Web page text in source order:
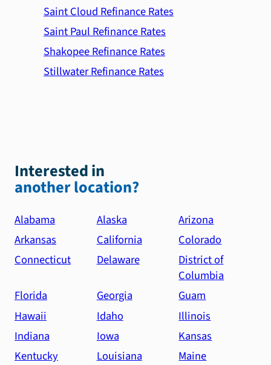
Saint Cloud Refinance Rates
Saint Paul Refinance Rates
Shakopee Refinance Rates
Stillwater Refinance Rates
Interested in
another location?
Alabama Alaska
Arizona
Arkansas
California
Colorado
Connecticut
Delaware
District of
Columbia
Florida
Georgia
Guam
Hawaii
Idaho
Illinois
Indiana
Iowa
Kansas
Kentucky
Louisiana
Maine